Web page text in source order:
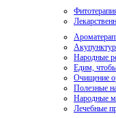
Народные
Едим,
Очищение
Полезные
Народные
Лечебные